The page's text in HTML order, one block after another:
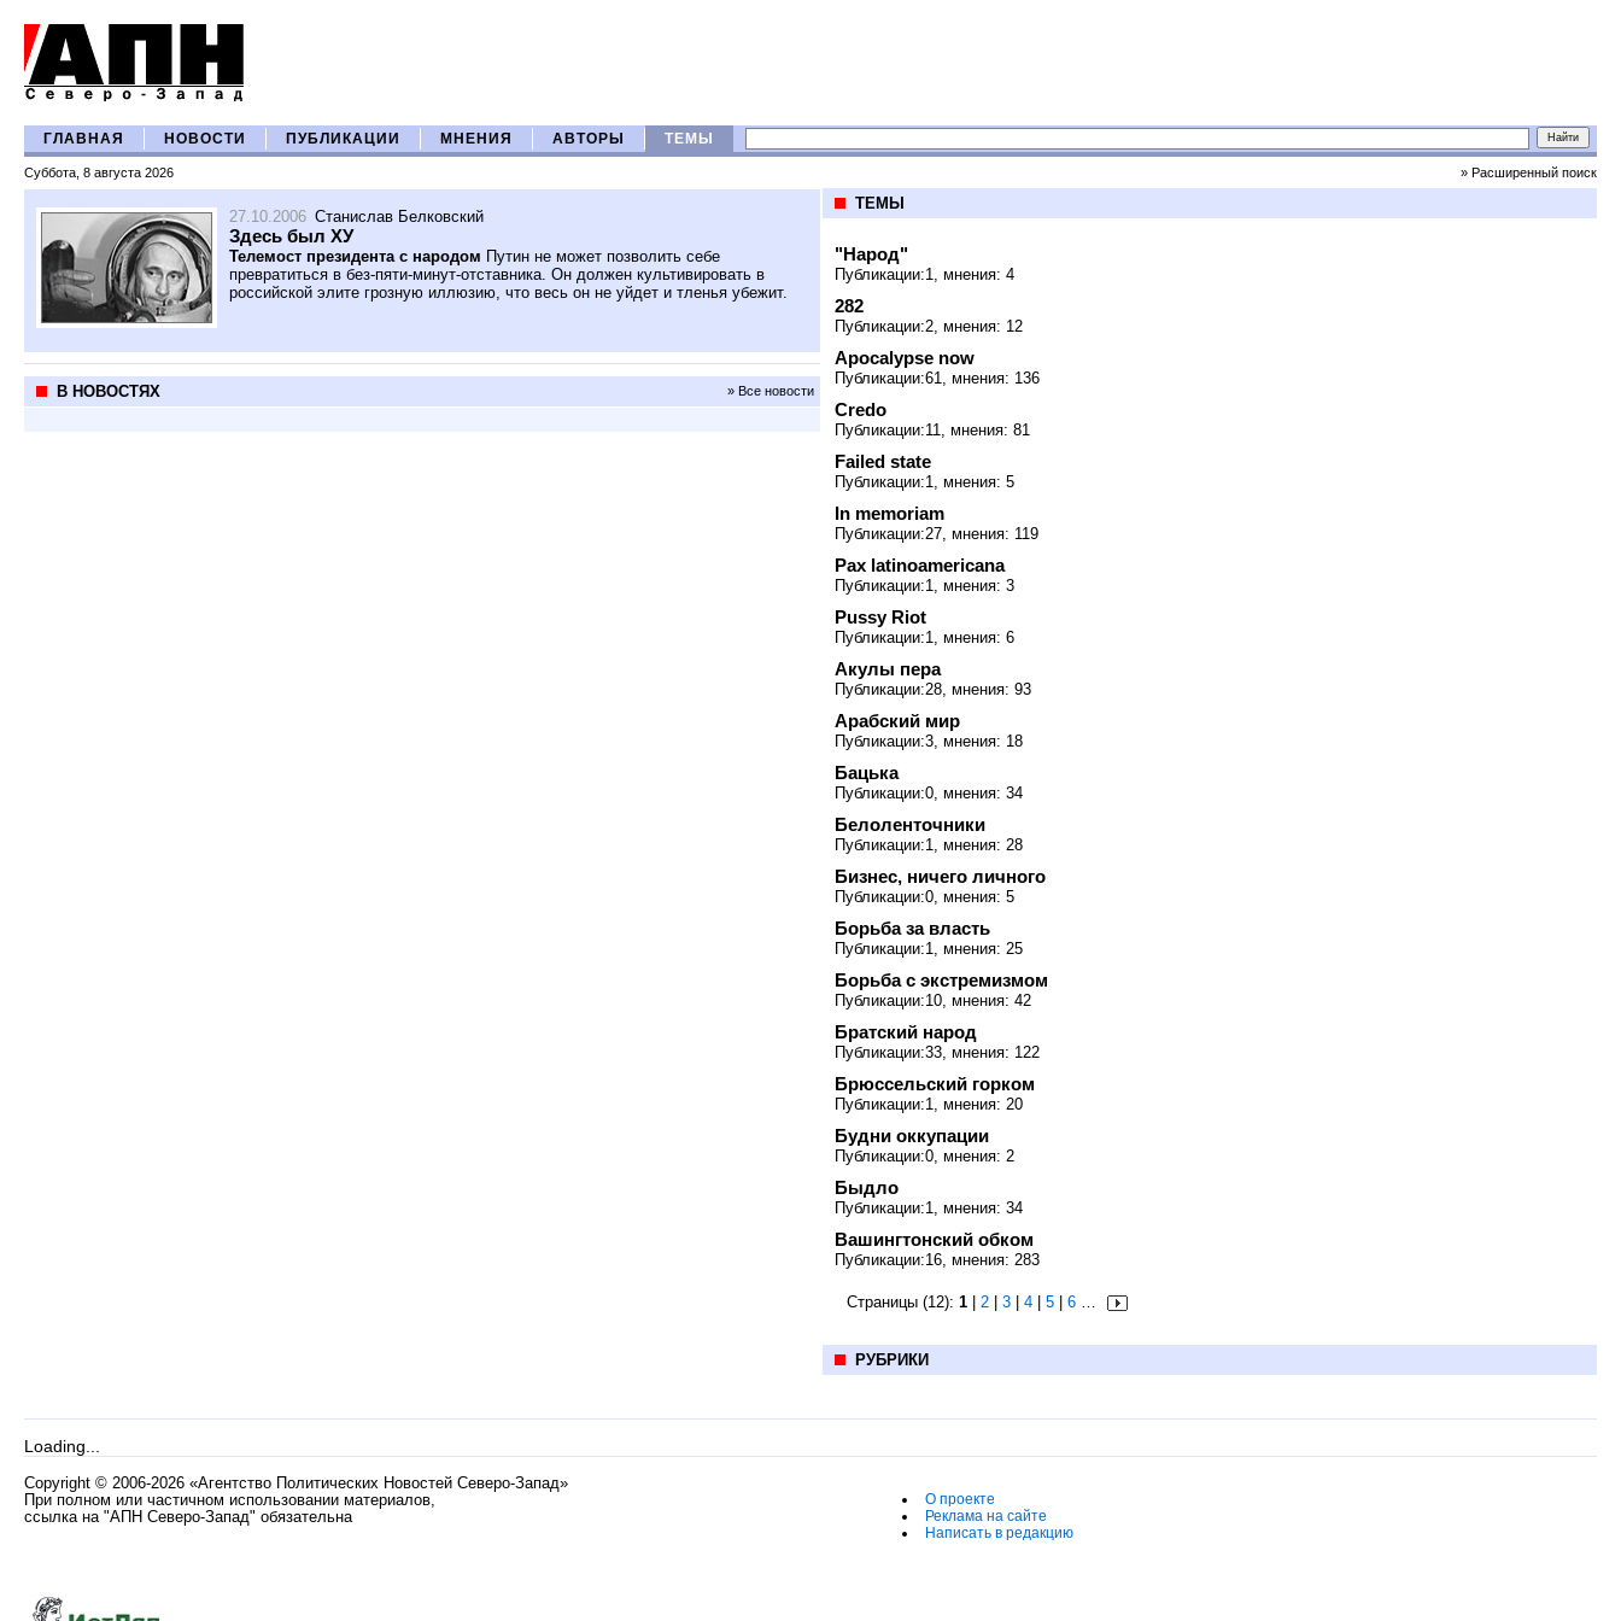
ГЛАВНАЯ НОВОСТИ ПУБЛИКАЦИИ МНЕНИЯ АВТОРЫ ТЕМЫ
Суббота, 8 августа 2026 » Расширенный поиск
27.10.2006 Станислав Белковский
Здесь был ХУ
Телемост президента с народом Путин не может позволить себе
превратиться в без-пяти-минут-отставника. Он должен культивировать в
российской элите грозную иллюзию, что весь он не уйдет и тленья убежит.
В НОВОСТЯХ » Все новости
ТЕМЫ
"Народ"
Публикации:1, мнения: 4
282
Публикации:2, мнения: 12
Apocalypse now
Публикации:61, мнения: 136
Credo
Публикации:11, мнения: 81
Failed state
Публикации:1, мнения: 5
In memoriam
Публикации:27, мнения: 119
Pax latinoamericana
Публикации:1, мнения: 3
Pussy Riot
Публикации:1, мнения: 6
Акулы пера
Публикации:28, мнения: 93
Арабский мир
Публикации:3, мнения: 18
Бацька
Публикации:0, мнения: 34
Белоленточники
Публикации:1, мнения: 28
Бизнес, ничего личного
Публикации:0, мнения: 5
Борьба за власть
Публикации:1, мнения: 25
Борьба с экстремизмом
Публикации:10, мнения: 42
Братский народ
Публикации:33, мнения: 122
Брюссельский горком
Публикации:1, мнения: 20
Будни оккупации
Публикации:0, мнения: 2
Быдло
Публикации:1, мнения: 34
Вашингтонский обком
Публикации:16, мнения: 283
Страницы (12): 1 2 3 4 5 6 …
РУБРИКИ
Loading...
Copyright © 2006-2026 «Агентство Политических Новостей Северо-Запад»
При полном или частичном использовании материалов,
ссылка на "АПН Северо-Запад" обязательна
О проекте
Реклама на сайте
Написать в редакцию